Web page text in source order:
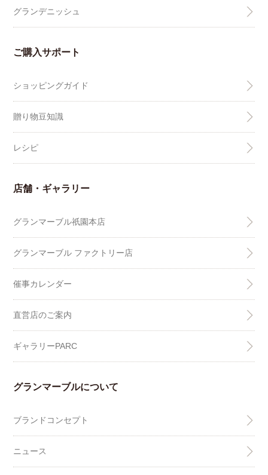
グランデニッシュ
ご購入サポート
ショッピングガイド
贈り物豆知識
レシピ
店舗・ギャラリー
グランマーブル祇園本店
グランマーブル ファクトリー店
催事カレンダー
直営店のご案内
ギャラリーPARC
グランマーブルについて
ブランドコンセプト
ニュース